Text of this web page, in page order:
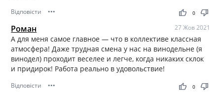
Відповісти ••• thumb_up thumb_down
0
Роман 27 Жов 2021
А для меня самое главное — что в коллективе классная
атмосфера! Даже трудная смена у нас на винодельне (я
винодел) проходит веселее и легче, когда никаких склок
и придирок! Работа реально в удовольствие!
Відповісти ••• thumb_up thumb_down
0